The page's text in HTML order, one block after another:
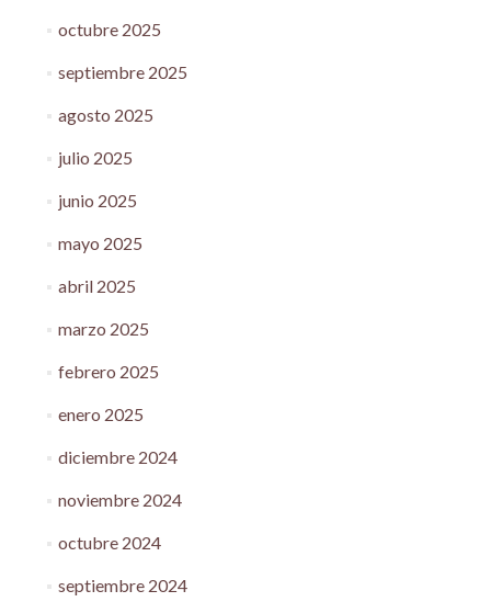
octubre 2025
septiembre 2025
agosto 2025
julio 2025
junio 2025
mayo 2025
abril 2025
marzo 2025
febrero 2025
enero 2025
diciembre 2024
noviembre 2024
octubre 2024
septiembre 2024